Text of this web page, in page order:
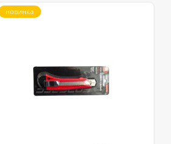
новинка